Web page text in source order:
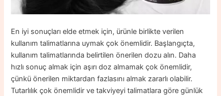
En iyi sonuçları elde etmek için, ürünle birlikte verilen
kullanım talimatlarına uymak çok önemlidir. Başlangıçta,
kullanım talimatlarında belirtilen önerilen dozu alın. Daha
hızlı sonuç almak için aşırı doz almamak çok önemlidir,
çünkü önerilen miktardan fazlasını almak zararlı olabilir.
Tutarlılık çok önemlidir ve takviyeyi talimatlara göre günlük